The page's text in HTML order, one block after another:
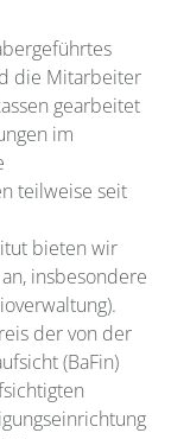
die Mitarbeiter
gearbeitet
im
teilweise seit
bieten wir
insbesondere
der von der
(BaFin)